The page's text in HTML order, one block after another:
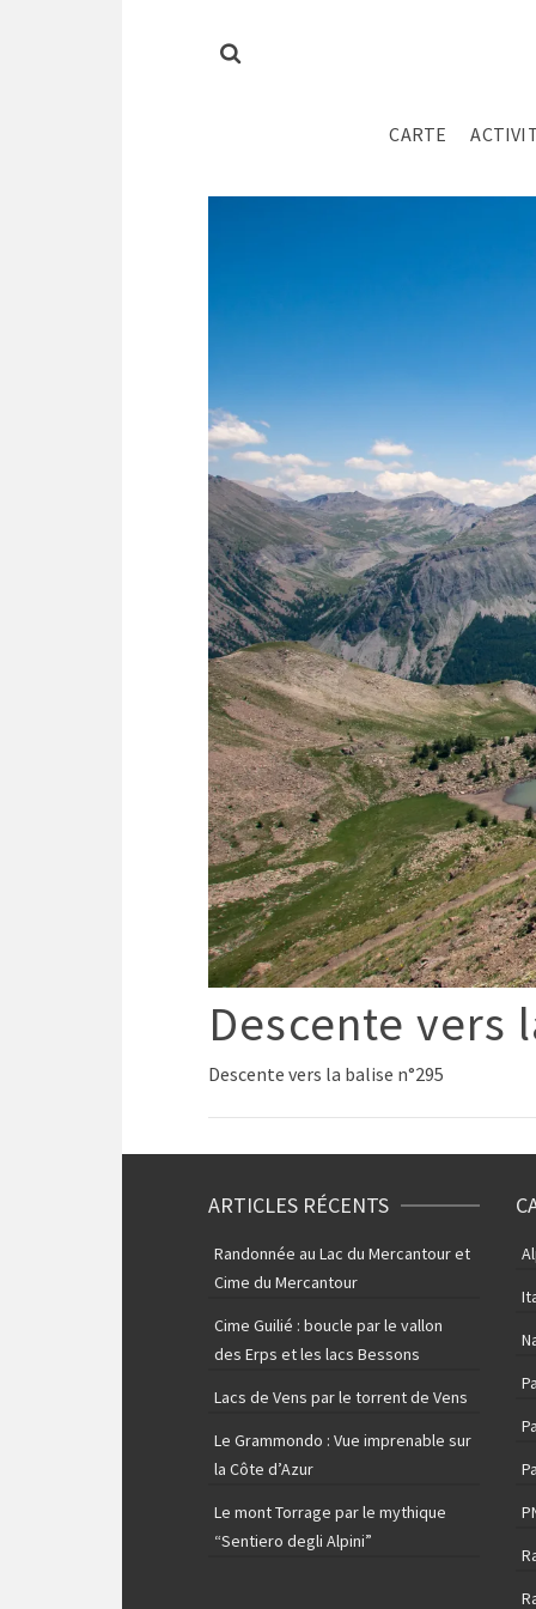
CARTE
Descente vers
Descente vers la balise n°295
ARTICLES RÉCENTS
Randonnée au Lac du Mercantour et
Cime du Mercantour
Cime Guilié : boucle par le vallon
des Erps et les lacs Bessons
Lacs de Vens par le torrent de Vens
Le Grammondo : Vue imprenable sur
la Côte d’Azur
Le mont Torrage par le mythique
“Sentiero degli Alpini”